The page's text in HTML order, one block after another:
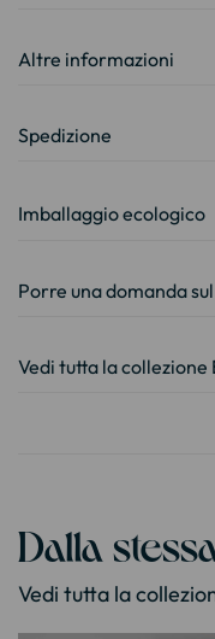
Altre informazioni
Spedizione
Imballaggio ecologico
Porre una domanda
Vedi tutta la collezione
Dalla
Vedi tutta la